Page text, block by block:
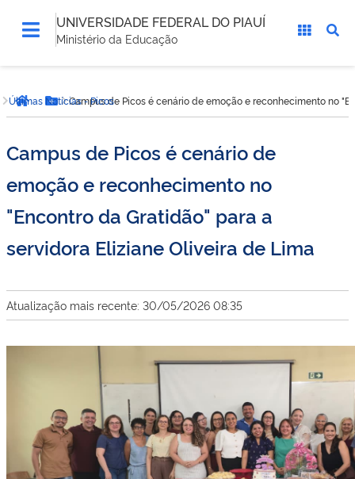
UNIVERSIDADE FEDERAL DO PIAUÍ
Ministério da Educação
está
aqui:Página inicial
Botão Menu
Últimas Notícias - PicosCampus de Picos é cenário de emoção e reconhecimento no
Campus de Picos é cenário de
emoção e reconhecimento no
"Encontro da Gratidão" para a
servidora Eliziane Oliveira de Lima
Atualização mais recente: 30/05/2026 08:35